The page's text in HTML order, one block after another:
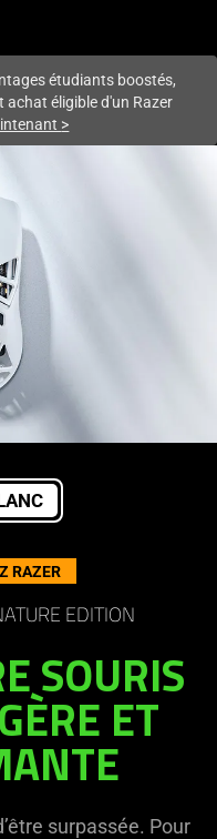
étudiants boostés,
éligible d'un Razer
>
RAZER
EDITION
SOURIS
ET
surpassée. Pour